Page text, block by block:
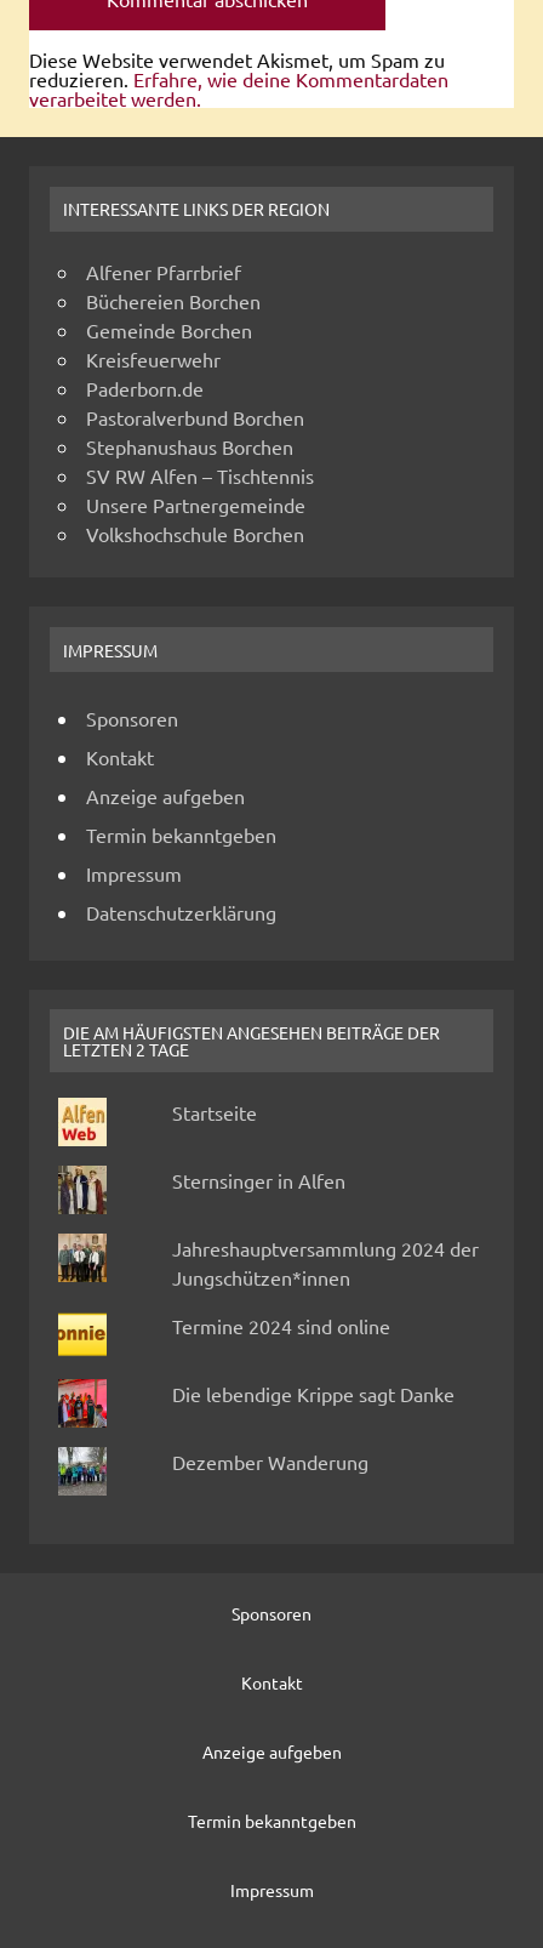
Diese Website verwendet Akismet, um Spam zu
reduzieren. Erfahre, wie deine Kommentardaten
verarbeitet werden.
INTERESSANTE LINKS DER REGION
Alfener Pfarrbrief
Büchereien Borchen
Gemeinde Borchen
Kreisfeuerwehr
Paderborn.de
Pastoralverbund Borchen
Stephanushaus Borchen
SV RW Alfen – Tischtennis
Unsere Partnergemeinde
Volkshochschule Borchen
IMPRESSUM
Sponsoren
Kontakt
Anzeige aufgeben
Termin bekanntgeben
Impressum
Datenschutzerklärung
DIE AM HÄUFIGSTEN ANGESEHEN BEITRÄGE DER
LETZTEN 2 TAGE
Startseite
Sternsinger in Alfen
Jahreshauptversammlung 2024 der
Jungschützen*innen
Termine 2024 sind online
Die lebendige Krippe sagt Danke
Dezember Wanderung
Sponsoren
Kontakt
Anzeige aufgeben
Termin bekanntgeben
Impressum